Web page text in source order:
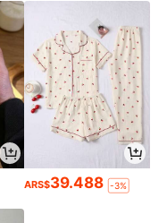
ARS$39.488 -3%